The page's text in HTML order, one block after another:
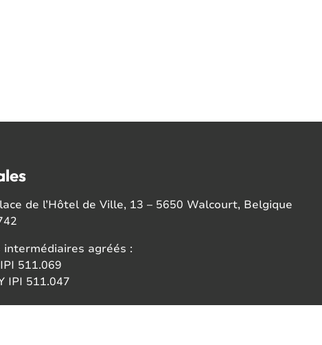
de l’Hôtel de Ville, 13 – 5650 Walcourt, Belgique
agréés :
511.069
IPI 511.047